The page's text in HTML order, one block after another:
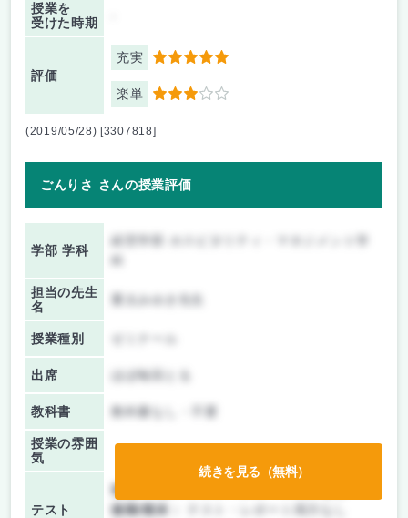
授業を
受けた時期
評価
充実 5
楽単 3
(2019/05/28) [3307818]
ごんりさ さんの授業評価
学部 学科
担当の先生
名
授業種別
出席 ほぼ毎回とる
教科書 教科書なし・不要
授業の雰囲
気
テスト
前期/中間：
後期/期末：
続きを見る（無料）